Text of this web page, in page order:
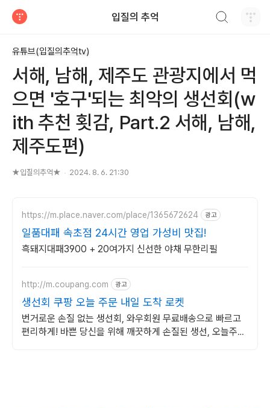
입질의 추억
유튜브(입질의추억tv)
서해, 남해, 제주도 관광지에서 먹
으면 '호구'되는 최악의 생선회(w
ith 추천 횟감, Part.2 서해, 남해,
제주도편)
★입질의추억★ 2024. 8. 6. 21:30
https://m.place.naver.com/place/1365672624 광고
일품대패 속초점 24시간 영업 가성비 맛집!
흑돼지대패3900 + 20여가지 신선한 야채 무한리필
http://m.coupang.com 광고
생선회 쿠팡 오늘 주문 내일 도착 로켓
번거로운 손질 없는 생선회, 와우회원 무료배송으로 빠르고
편리하게! 바쁜 당신을 위해 깨끗하게 손질된 생선, 오늘주문